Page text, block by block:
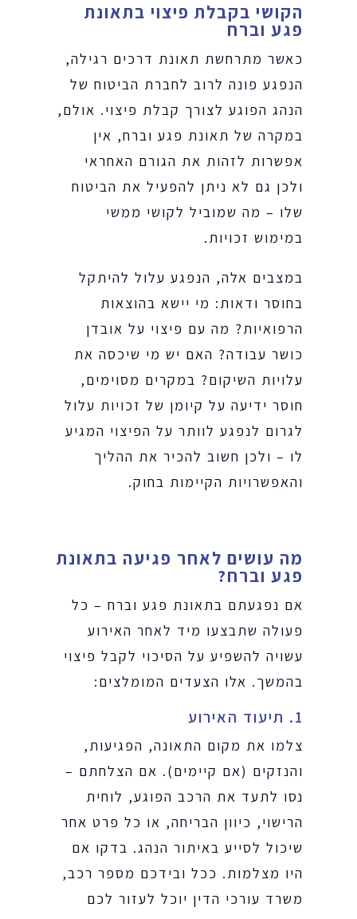
הקושי בקבלת פיצוי בתאונת
פגע וברח
כאשר מתרחשת תאונת דרכים רגילה,
הנפגע פונה לרוב לחברת הביטוח של
הנהג הפוגע לצורך קבלת פיצוי. אולם,
במקרה של תאונת פגע וברח, אין
אפשרות לזהות את הגורם האחראי
ולכן גם לא ניתן להפעיל את הביטוח
שלו – מה שמוביל לקושי ממשי
במימוש זכויות.
במצבים אלה, הנפגע עלול להיתקל
בחוסר ודאות: מי יישא בהוצאות
הרפואיות? מה עם פיצוי על אובדן
כושר עבודה? האם יש מי שיכסה את
עלויות השיקום? במקרים מסוימים,
חוסר ידיעה על קיומן של זכויות עלול
לגרום לנפגע לוותר על הפיצוי המגיע
לו – ולכן חשוב להכיר את ההליך
והאפשרויות הקיימות בחוק.
מה עושים לאחר פגיעה בתאונת
פגע וברח?
אם נפגעתם בתאונת פגע וברח – כל
פעולה שתבצעו מיד לאחר האירוע
עשויה להשפיע על הסיכוי לקבל פיצוי
בהמשך. אלו הצעדים המומלצים:
1. תיעוד האירוע
צלמו את מקום התאונה, הפגיעות,
והנזקים (אם קיימים). אם הצלחתם –
נסו לתעד את הרכב הפוגע, לוחית
הרישוי, כיוון הבריחה, או כל פרט אחר
שיכול לסייע באיתור הנהג. בדקו אם
היו מצלמות. ככל ובידכם מספר רכב,
משרד עורכי הדין יוכל לעזור לכם